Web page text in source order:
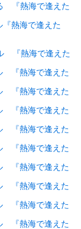
『熱海で逢えた
熱海で逢えた
『熱海で逢えた
『熱海で逢えた
『熱海で逢えた
『熱海で逢えた
『熱海で逢えた
『熱海で逢えた
『熱海で逢えた
『熱海で逢えた
『熱海で逢えた
『熱海で逢えた